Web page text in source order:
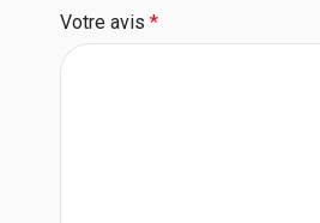
Votre avis *